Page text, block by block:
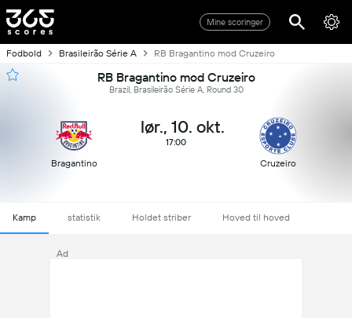
Mine scoringer
Fodbold Brasileirão Série A RB Bragantino mod Cruzeiro
RB Bragantino mod Cruzeiro
Brazil, Brasileirão Série A, Round 30
Bragantino
lør., 10. okt.
17:00
Cruzeiro
Kamp statistik Holdet striber Hoved til hoved
Ad